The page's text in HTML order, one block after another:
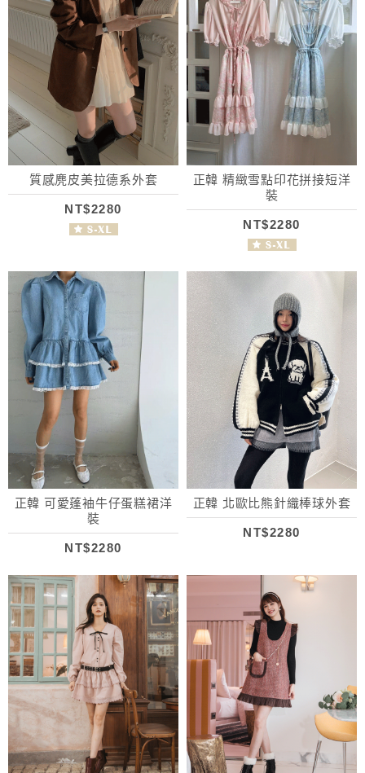
質感麂皮美拉德系外套
NT$2280
正韓 精緻雪點印花拼接短洋
裝
NT$2280
正韓 可愛蓬袖牛仔蛋糕裙洋
裝
NT$2280
正韓 北歐比熊針織棒球外套
NT$2280